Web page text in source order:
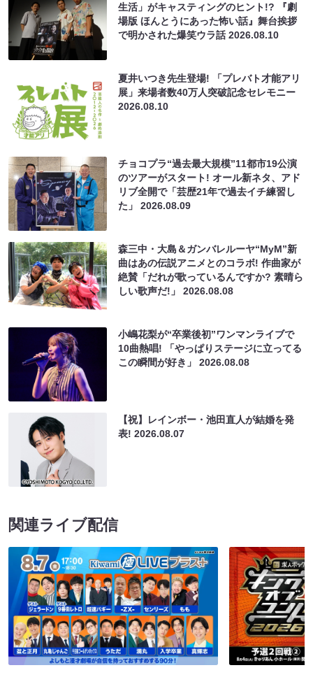
生活」がキャスティングのヒント!? 『劇
場版 ほんとうにあった怖い話』舞台挨拶
で明かされた爆笑ウラ話2026.08.10
夏井いつき先生登場! 「プレバト才能アリ
展」来場者数40万人突破記念セレモニー
2026.08.10
チョコプラ“過去最大規模”11都市19公演
のツアーがスタート! オール新ネタ、アド
リブ全開で「芸歴21年で過去イチ練習し
た」2026.08.09
森三中・大島＆ガンバレルーヤ“MyM”新
曲はあの伝説アニメとのコラボ! 作曲家が
絶賛「だれが歌っているんですか? 素晴ら
しい歌声だ!」2026.08.08
小嶋花梨が“卒業後初”ワンマンライブで
10曲熱唱! 「やっぱりステージに立ってる
この瞬間が好き」2026.08.08
【祝】レインボー・池田直人が結婚を発
表!2026.08.07
関連ライブ配信